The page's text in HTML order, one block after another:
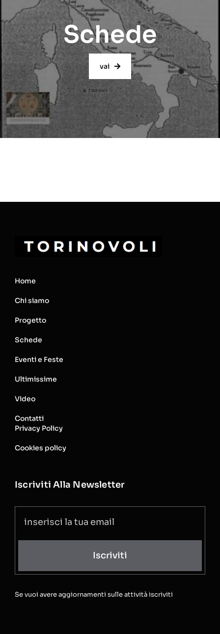
Schede
vai
Home
Chi siamo
Progetto
Schede
Eventi e Feste
Ultimissime
Video
Contatti
Privacy Policy
Cookies policy
Iscriviti Alla Newsletter
Iscriviti
Se vuoi avere aggiornamenti sulle attività iscriviti